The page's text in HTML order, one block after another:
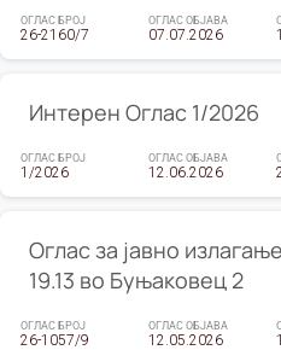
ОГЛАС БРОЈ
26-2160/7
ОГЛАС ОБЈАВА
07.07.2026
Интерен Оглас 1/2026
ОГЛАС БРОЈ
1/2026
ОГЛАС ОБЈАВА
12.06.2026
Оглас за јавно
19.13 во Буњаковец 2
ОГЛАС БРОЈ
26-1057/9
ОГЛАС ОБЈАВА
12.05.2026